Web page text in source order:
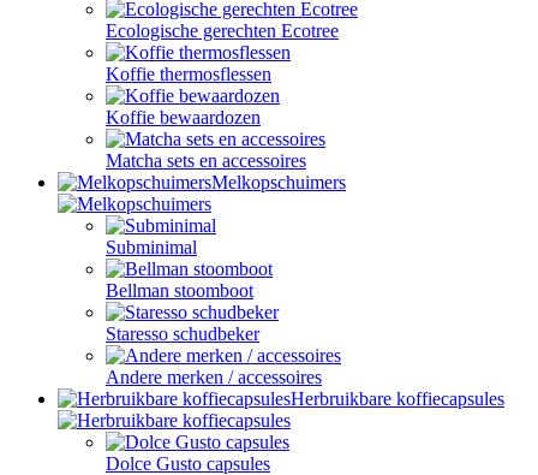
Ecologische gerechten Ecotree
Koffie thermosflessen
Koffie bewaardozen
Matcha sets en accessoires
Melkopschuimers
Subminimal
Bellman stoomboot
Staresso schudbeker
Andere merken / accessoires
Herbruikbare koffiecapsules
Dolce Gusto capsules